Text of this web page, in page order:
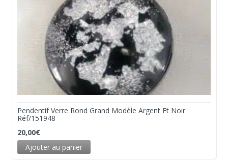
Pendentif Verre Rond Grand Modèle Argent Et Noir
Réf/151948
20,00€
Ajouter au panier